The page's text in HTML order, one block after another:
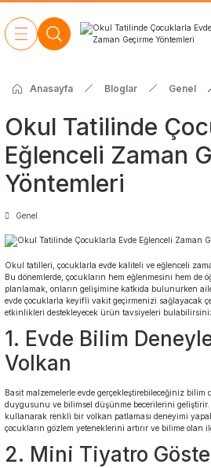
Orta Okul | Lise
Eğitici Plastik Oyuncaklar
Oyun Setleri
Puzzle
Kumaş Cırtlı Panolar
Kukla ve Kukla Köşeleri
Anasınıfı Sandalyeleri
Anasınıfı Kitaplıkları
Anasınıfı Panoları ve Yazı
Anasınıfı Aynaları
Kampet ve Çocuk Yatakları
Müzik Köşeleri
Kaydıraklar
Salıncaklar
Modüler Sünger Oyun
Grupları
Tünelleri
Spor Aktivite
Oyuncakları
Rehabilitasyon
Aletleri
Anasayfa Bloglar Genel
Okul Tatilinde
Eğlenceli Zaman
Yöntemleri
Genel
Okul tatilleri, çocuklarla evde kaliteli ve eğlenceli
Bu dönemlerde, çocukların hem eğlenmesini hem de
planlamak, onların gelişimine katkıda bulunurken
evde çocuklarla keyifli vakit geçirmenizi sağlayacak
etkinlikleri destekleyecek ürün tavsiyeleri
1. Evde Bilim
Volkan
Basit malzemelerle evde gerçekleştirebileceğiniz bilim
duygusunu ve bilimsel düşünme becerilerini geliştirir.
kullanarak renkli bir volkan patlaması deneyimi
çocukların gözlem yeteneklerini artırır ve bilime olan
2. Mini Tiyatro